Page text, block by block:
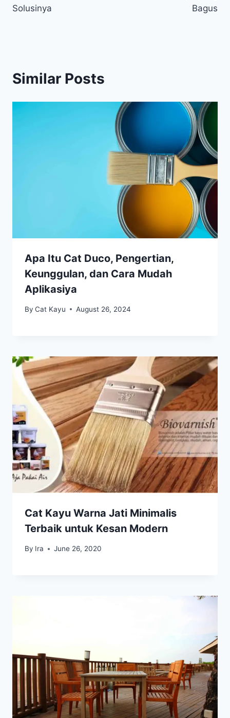
Solusinya
Bagus
Similar Posts
Apa Itu Cat Duco, Pengertian,
Keunggulan, dan Cara Mudah
Aplikasiya
By Cat Kayu August 26, 2024
Cat Kayu Warna Jati Minimalis
Terbaik untuk Kesan Modern
By Ira June 26, 2020